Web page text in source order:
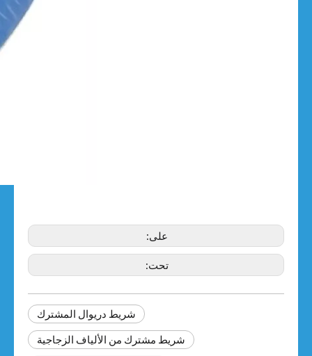
على:
تحت:
شريط دريوال المشترك
شريط مشترك من الألياف الزجاجية